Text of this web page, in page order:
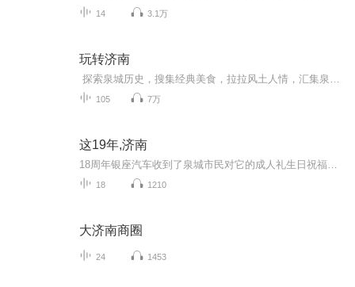
14 3.1万
玩转济南
105 7万
这19年,济南
18 1210
大济南商圈
24 1453